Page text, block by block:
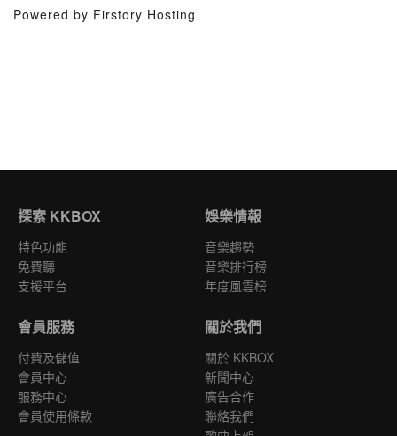
Powered by Firstory Hosting
探索 KKBOX
特色功能
免費聽
支援平台
娛樂情報
音樂趨勢
音樂排行榜
年度風雲榜
會員服務
付費及儲值
會員中心
服務中心
會員使用條款
關於我們
關於 KKBOX
新聞中心
廣告合作
聯絡我們